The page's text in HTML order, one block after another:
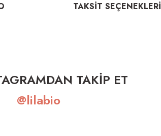
TAKSİT SEÇENEKLERİ
TAKİP ET
@lilabio